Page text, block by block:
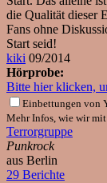
die Qualität dieser
Fans ohne
Start seid!
kiki 09/2014
Hörprobe:
Bitte hier klicken,
Einbettungen von
Mehr Infos, wie wir
Terrorgruppe
Punkrock
aus Berlin
29 Berichte